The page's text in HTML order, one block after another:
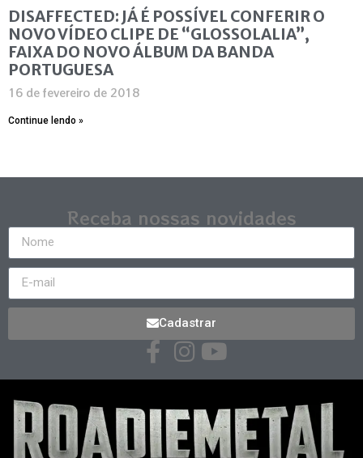
DISAFFECTED: JÁ É POSSÍVEL CONFERIR O
NOVO VÍDEO CLIPE DE “GLOSSOLALIA”,
FAIXA DO NOVO ÁLBUM DA BANDA
PORTUGUESA
16 de fevereiro de 2018
Continue lendo »
Receba nossas novidades
Cadastrar